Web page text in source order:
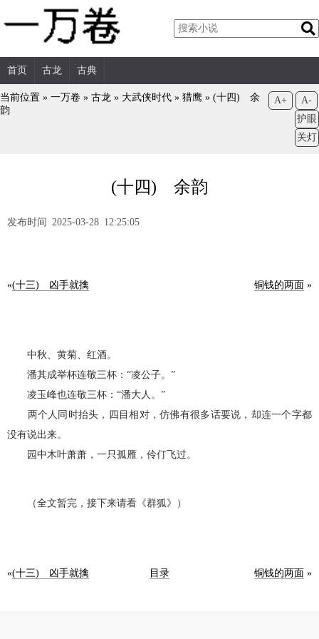
首页 古龙 古典
当前位置 » 一万卷 » 古龙 » 大武侠时代 » 猎鹰 » (十四) 余
韵
A+
A-
护眼
关灯
(十四) 余韵
发布时间 2025-03-28 12:25:05
«(十三) 凶手就擒 铜钱的两面 »
中秋、黄菊、红酒。
潘其成举杯连敬三杯：“凌公子。”
凌玉峰也连敬三杯：“潘大人。”
两个人同时抬头，四目相对，仿佛有很多话要说，却连一个字都
没有说出来。
园中木叶萧萧，一只孤雁，伶仃飞过。
（全文暂完，接下来请看《群狐》）
«(十三) 凶手就擒 目录 铜钱的两面 »